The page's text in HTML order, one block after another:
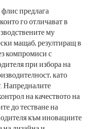
предлага
го отличават в
му
мащаб, резултиращ в
компромиси с
при избора на
като
Напредналите
на качеството на
до тестване на
към иновациите